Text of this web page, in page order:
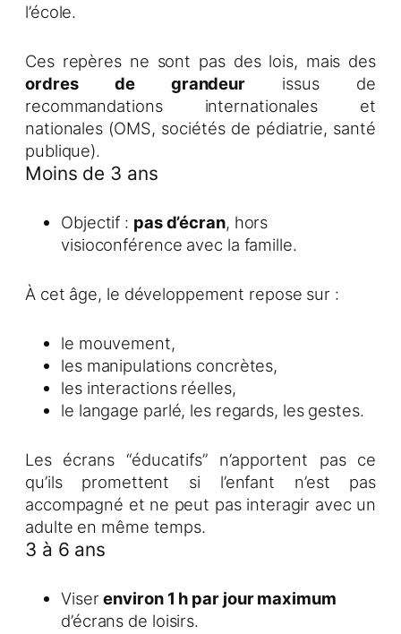
l’école.
Ces repères ne sont pas des lois, mais des
ordres de grandeur issus de
recommandations internationales et
nationales (OMS, sociétés de pédiatrie, santé
publique).
Moins de 3 ans
Objectif : pas d’écran, hors
visioconférence avec la famille.
À cet âge, le développement repose sur :
le mouvement,
les manipulations concrètes,
les interactions réelles,
le langage parlé, les regards, les gestes.
Les écrans “éducatifs” n’apportent pas ce
qu’ils promettent si l’enfant n’est pas
accompagné et ne peut pas interagir avec un
adulte en même temps.
3 à 6 ans
Viserenviron 1 h par jour maximum
d’écrans de loisirs.